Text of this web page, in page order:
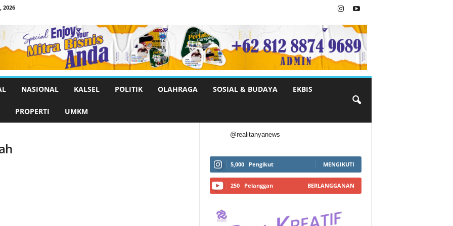
2026
NASIONAL KALSEL POLITIK OLAHRAGA SOSIAL & BUDAYA EKBIS
PROPERTI UMKM
@realitanyanews
5,000 Pengikut MENGIKUTI
250 Pelanggan BERLANGGANAN